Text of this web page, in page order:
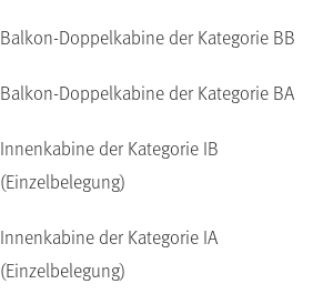
Balkon-Doppelkabine der Kategorie BB
Balkon-Doppelkabine der Kategorie BA
Innenkabine der Kategorie IB
(Einzelbelegung)
Innenkabine der Kategorie IA
(Einzelbelegung)